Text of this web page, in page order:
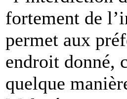
fortement de
permet aux
endroit donné,
quelque